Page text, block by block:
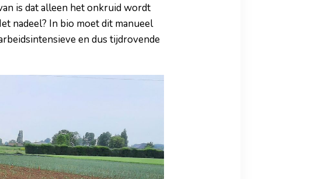
is dat alleen het onkruid wordt
nadeel? In bio moet dit manueel
en dus tijdrovende